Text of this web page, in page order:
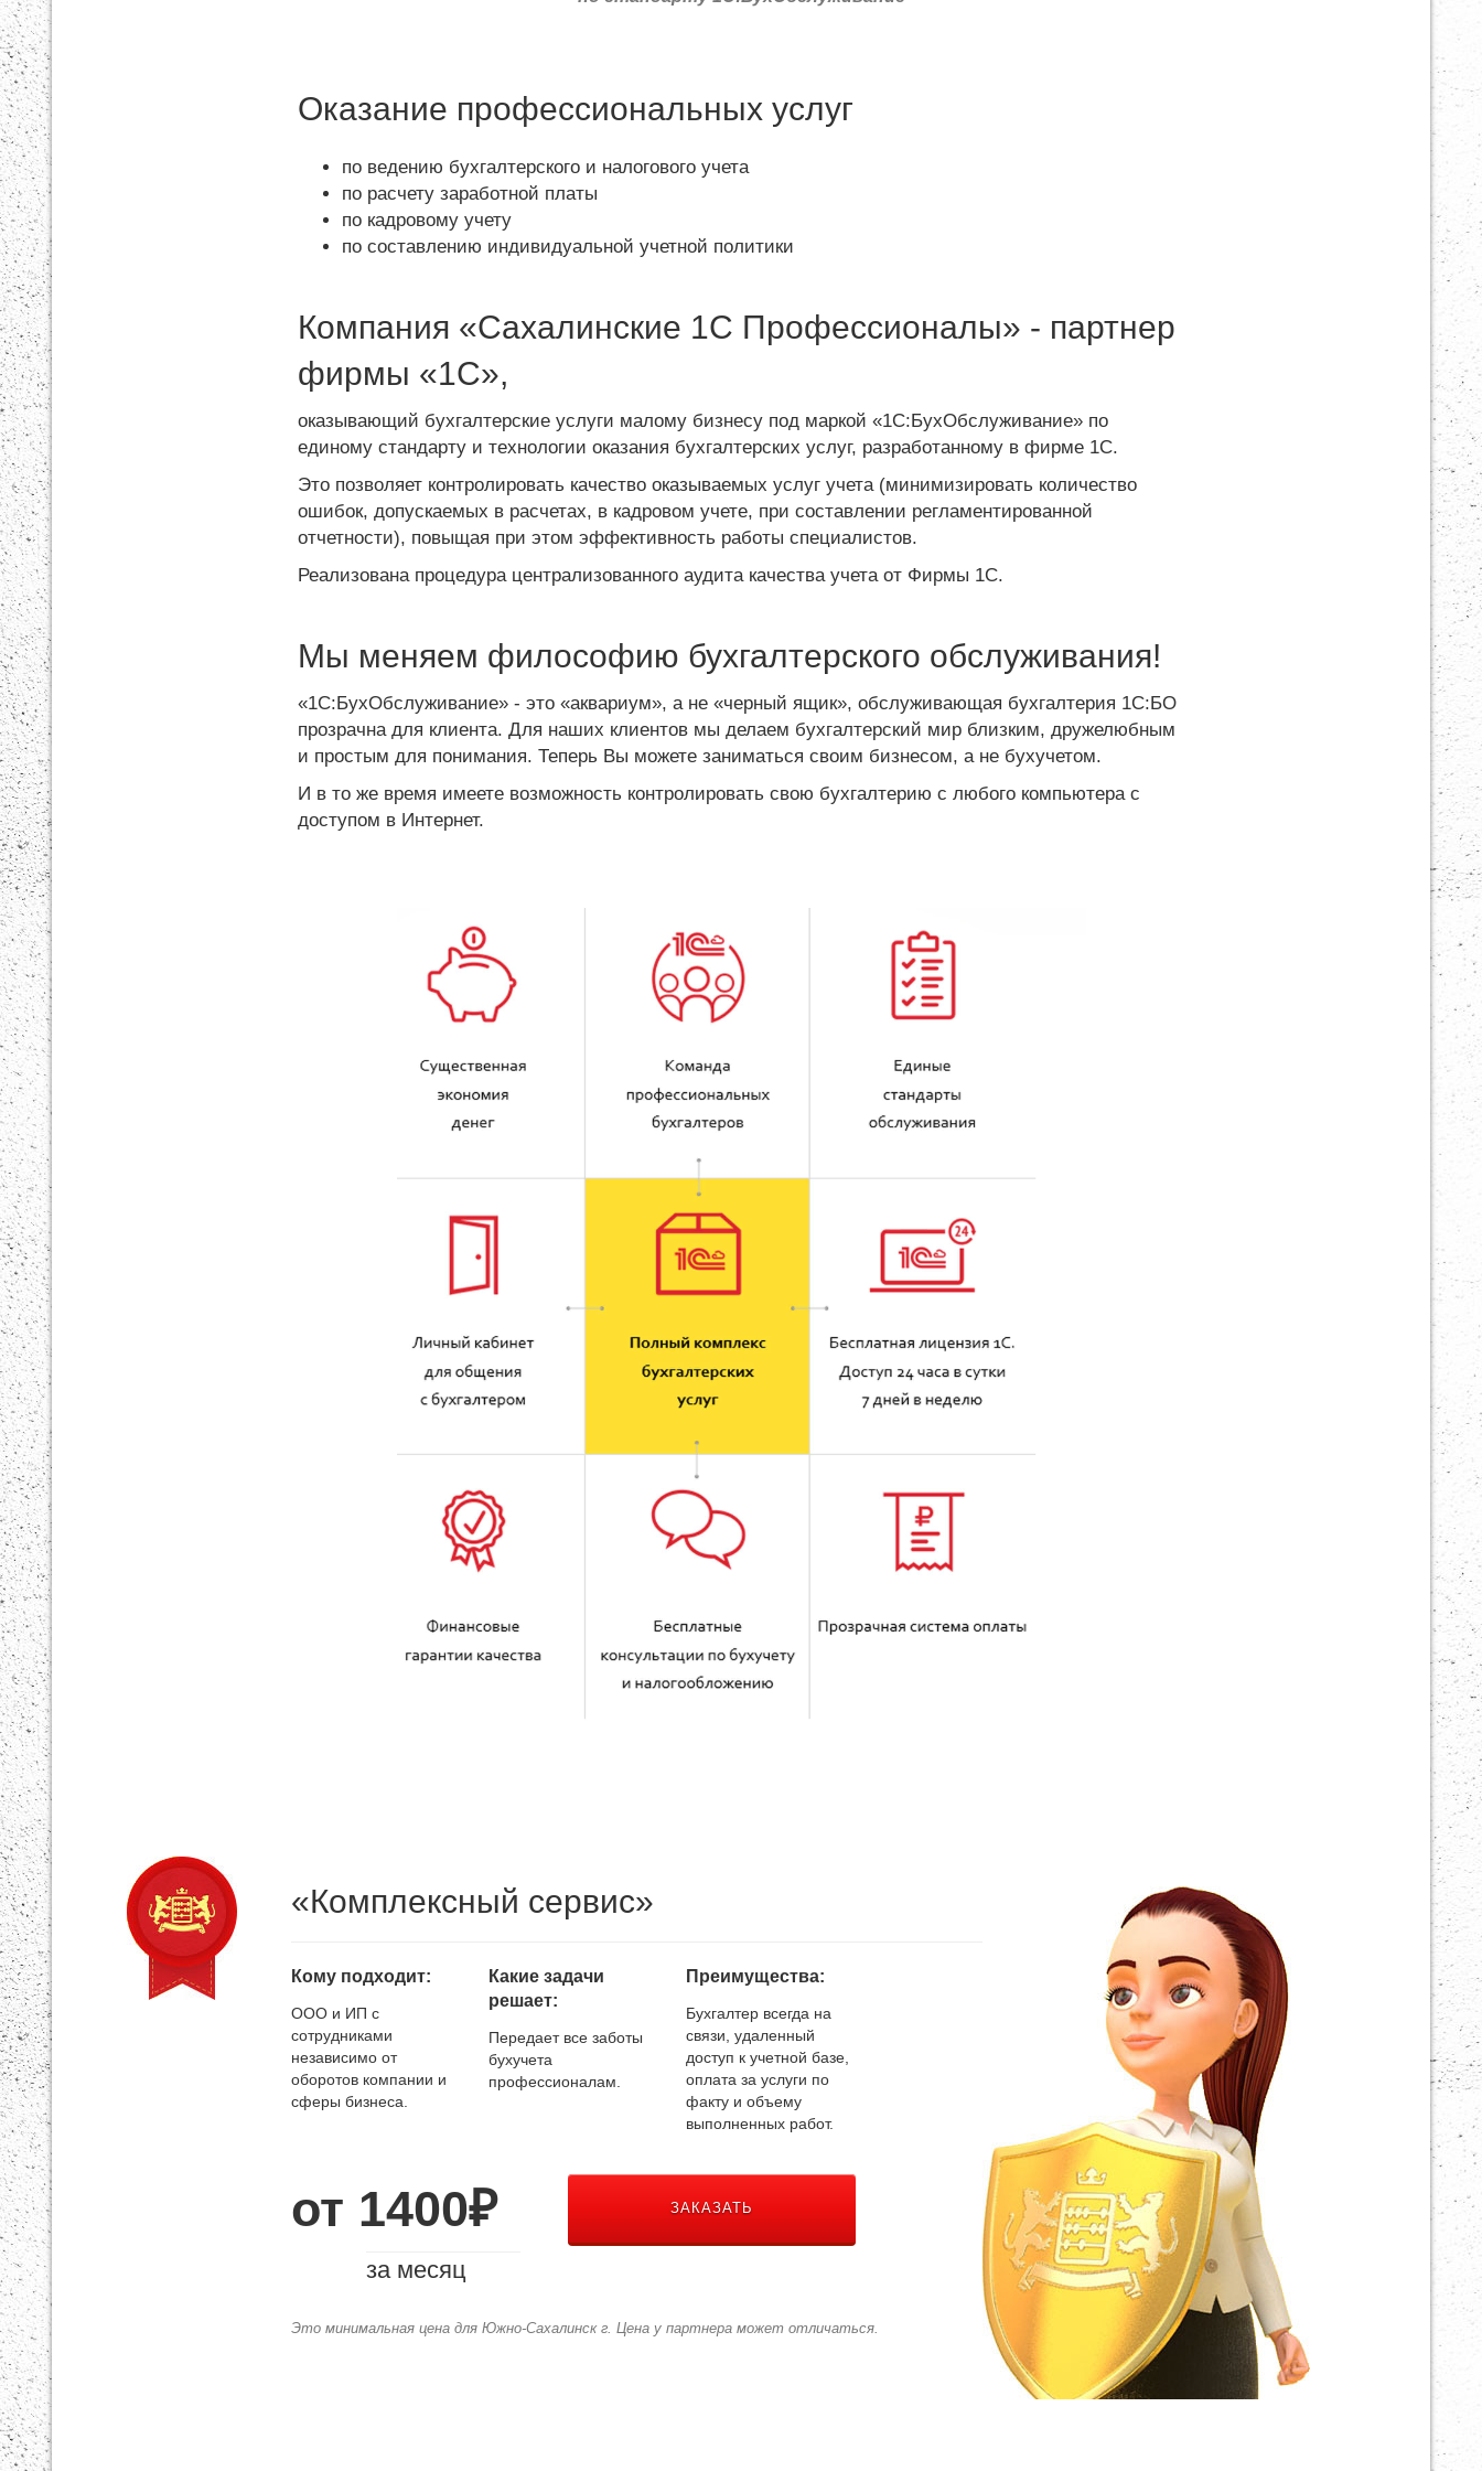
Оказание профессиональных услуг
по ведению бухгалтерского и налогового учета
по расчету заработной платы
по кадровому учету
по составлению индивидуальной учетной политики
Компания «Сахалинские 1С Профессионалы» - партнер
фирмы «1С»,
оказывающий бухгалтерские услуги малому бизнесу под маркой «1С:БухОбслуживание» по
единому стандарту и технологии оказания бухгалтерских услуг, разработанному в фирме 1С.
Это позволяет контролировать качество оказываемых услуг учета (минимизировать количество
ошибок, допускаемых в расчетах, в кадровом учете, при составлении регламентированной
отчетности), повыщая при этом эффективность работы специалистов.
Реализована процедура централизованного аудита качества учета от Фирмы 1С.
Мы меняем философию бухгалтерского обслуживания!
«1С:БухОбслуживание» - это «аквариум», а не «черный ящик», обслуживающая бухгалтерия 1С:БО
прозрачна для клиента. Для наших клиентов мы делаем бухгалтерский мир близким, дружелюбным
и простым для понимания. Теперь Вы можете заниматься своим бизнесом, а не бухучетом.
И в то же время имеете возможность контролировать свою бухгалтерию с любого компьютера с
доступом в Интернет.
«Комплексный сервис»
Кому подходит:
ООО и ИП с
сотрудниками
независимо от
оборотов компании и
сферы бизнеса.
Какие задачи
решает:
Передает все заботы
бухучета
профессионалам.
Преимущества:
Бухгалтер всегда на
связи, удаленный
доступ к учетной базе,
оплата за услуги по
факту и объему
выполненных работ.
от 1400₽
за месяц
ЗАКАЗАТЬ
Это минимальная цена для Южно-Сахалинск г. Цена у партнера может отличаться.